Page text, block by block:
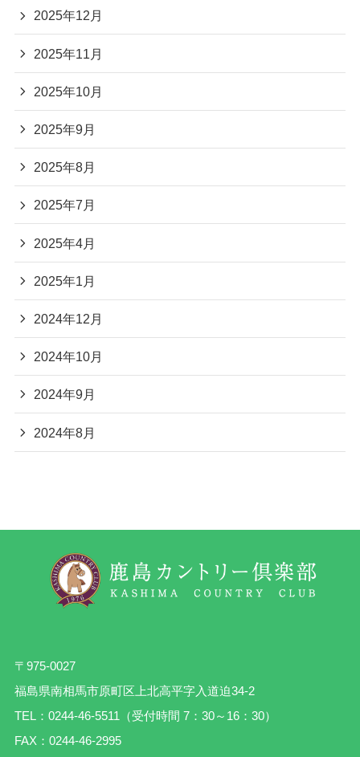
2025年12月
2025年11月
2025年10月
2025年9月
2025年8月
2025年7月
2025年4月
2025年1月
2024年12月
2024年10月
2024年9月
2024年8月
〒975-0027
福島県南相馬市原町区上北高平字入道迫34-2
TEL：0244-46-5511（受付時間 7：30～16：30）
FAX：0244-46-2995